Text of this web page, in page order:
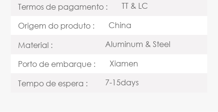
Termos de pagamento :
TT & LC
Origem do produto :
China
Material :
Aluminum & Steel
Porto de embarque :
Xiamen
Tempo de espera :
7-15days